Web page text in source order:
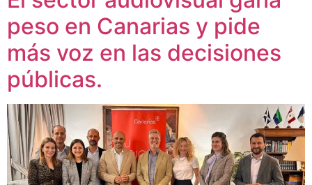
peso en Canarias y pide
más voz en las decisiones
públicas.